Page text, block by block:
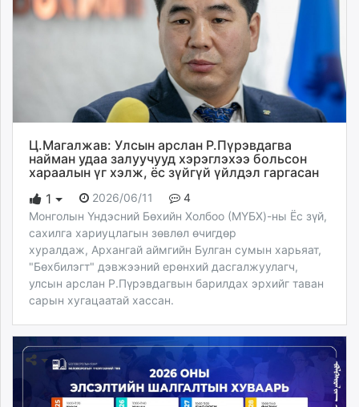
Ц.Магалжав: Улсын арслан Р.Пүрэвдагва
найман удаа залуучууд хэрэглэхээ больсон
хараалын үг хэлж, ёс зүйгүй үйлдэл гаргасан
1
2026/06/11
4
Монголын Үндэсний Бөхийн Холбоо (МҮБХ)-ны Ёс зүй,
сахилга хариуцлагын зөвлөл өчигдөр
хуралдаж, Архангай аймгийн Булган сумын харьяат,
"Бөхбилэгт" дэвжээний ерөнхий дасгалжуулагч,
улсын арслан Р.Пүрэвдагвын барилдах эрхийг таван
сарын хугацаатай хассан.